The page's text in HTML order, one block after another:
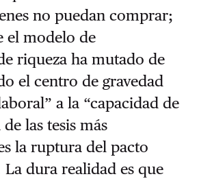
no puedan comprar;
el modelo de
riqueza ha mutado de
el centro de gravedad
a la “capacidad de
las tesis más
la ruptura del pacto
dura realidad es que